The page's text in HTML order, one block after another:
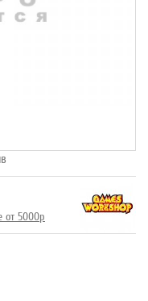
от 5000р